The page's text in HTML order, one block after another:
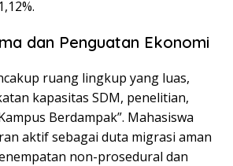
dan Penguatan Ekonomi
ruang lingkup yang luas,
kapasitas SDM, penelitian,
Berdampak”. Mahasiswa
aktif sebagai duta migrasi aman
non-prosedural dan